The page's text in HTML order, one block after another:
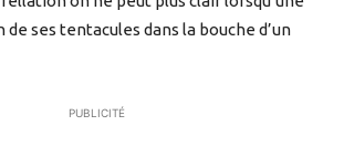
de ses tentacules dans la bouche d’un
PUBLICITÉ